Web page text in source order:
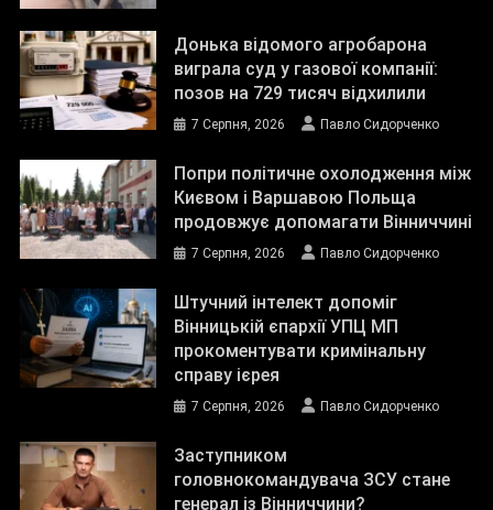
Донька відомого агробарона
виграла суд у газової компанії:
позов на 729 тисяч відхилили
7 Серпня, 2026 Павло Сидорченко
Попри політичне охолодження між
Києвом і Варшавою Польща
продовжує допомагати Вінниччині
7 Серпня, 2026 Павло Сидорченко
Штучний інтелект допоміг
Вінницькій єпархії УПЦ МП
прокоментувати кримінальну
справу ієрея
7 Серпня, 2026 Павло Сидорченко
Заступником
головнокомандувача ЗСУ стане
генерал із Вінниччини?